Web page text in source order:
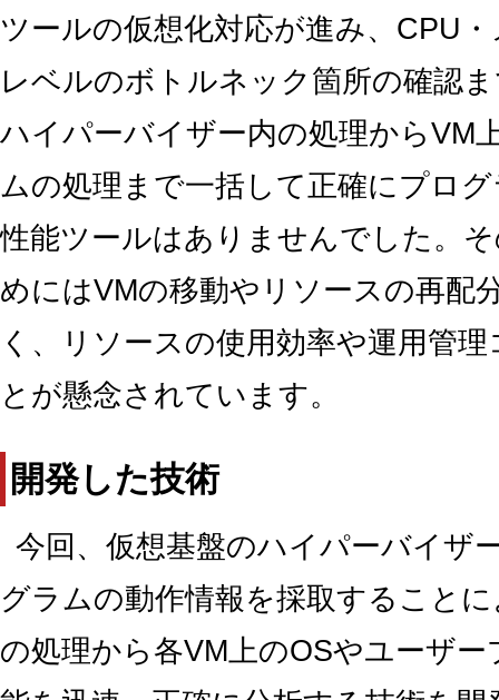
ツールの仮想化対応が進み、CPU
レベルのボトルネック箇所の確認
ハイパーバイザー内の処理からVM
ムの処理まで一括して正確にプロ
性能ツールはありませんでした。
めにはVMの移動やリソースの再配
く、リソースの使用効率や運用管
とが懸念されています。
開発した技術
今回、仮想基盤のハイパーバイザ
グラムの動作情報を採取すること
の処理から各VM上のOSやユーザ